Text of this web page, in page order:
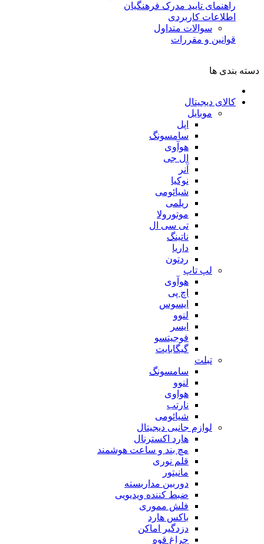
راهنمای تایید مدرک فرهنگیان
اطلاعات کاربردی
سوالات متداول
قوانین و مقررات
دسته بندی ها
کالای دیجیتال
موبایل
اپل
سامسونگ
هوآوی
ال جی
آنر
نوکیا
شیائومی
ریلمی
موتورولا
تی سی ال
ناتینگ
داریا
ردتون
لپ تاپ
هوآوی
اچ پی
ایسوس
لنوو
ایسر
فوجیتسو
گیگابایت
تبلت
سامسونگ
لنوو
هواوی
نارتب
شیائومی
لوازم جانبی دیجیتال
هارد اکسترنال
مچ بند و ساعت هوشمند
قلم نوری
مانیتور
دوربین مداربسته
ضبط کننده ویدیویی
فلش مموری
باکس هارد
دزدگیر اماکن
چراغ قوه